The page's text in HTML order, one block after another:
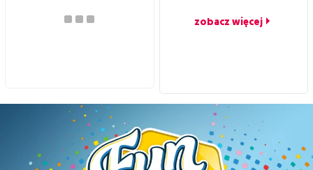
zobacz więcej